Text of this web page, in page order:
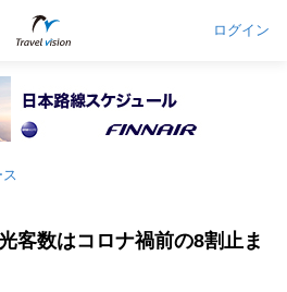
ログイン
ス
客数はコロナ禍前の8割止ま